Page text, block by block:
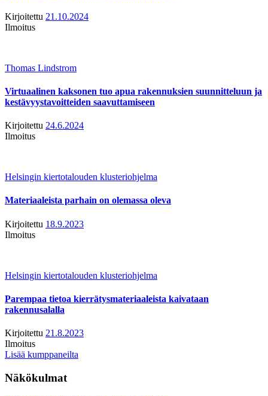
Kirjoitettu 21.10.2024
Ilmoitus
Thomas Lindstrom
Virtuaalinen kaksonen tuo apua rakennuksien suunnitteluun ja
kestävyystavoitteiden saavuttamiseen
Kirjoitettu 24.6.2024
Ilmoitus
Helsingin kiertotalouden klusteriohjelma
Materiaaleista parhain on olemassa oleva
Kirjoitettu 18.9.2023
Ilmoitus
Helsingin kiertotalouden klusteriohjelma
Parempaa tietoa kierrätysmateriaaleista kaivataan
rakennusalalla
Kirjoitettu 21.8.2023
Ilmoitus
Lisää kumppaneilta
Näkökulmat